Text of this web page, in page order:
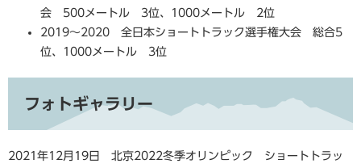
会 500メートル 3位、1000メートル 2位
2019～2020 全日本ショートトラック選手権大会 総合5
位、1000メートル 3位
フォトギャラリー
2021年12月19日 北京2022冬季オリンピック ショートトラッ